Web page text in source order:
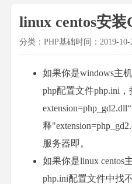
linux centos安装
分类：PHP基础时间：2019-10-
如果你是windows主
php配置文件php.ini，
释
服务器即。
如果你是linux centos
php.ini配置文件中找